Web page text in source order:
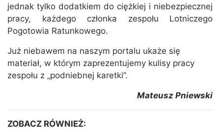
jednak tylko dodatkiem do ciężkiej i niebezpiecznej
pracy, każdego członka zespołu Lotniczego
Pogotowia Ratunkowego.
Już niebawem na naszym portalu ukaże się
materiał, w którym zaprezentujemy kulisy pracy
zespołu z „podniebnej karetki”.
Mateusz Pniewski
ZOBACZ RÓWNIEŻ: